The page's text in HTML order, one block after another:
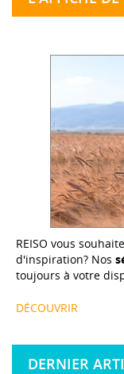
REISO vous
d'inspiration? Nos
toujours à votre
DÉCOUVRIR
DERNIER